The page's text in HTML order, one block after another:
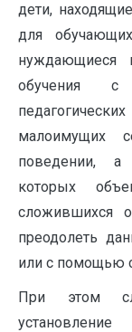
дети,
для
нуждающиеся
обучения с
малоимущих
поведении, а
которых
сложившихся
преодолеть
или с помощью
При этом
установление